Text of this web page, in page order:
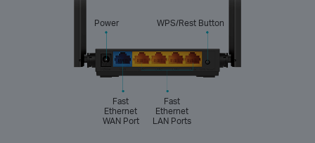
Power WPS/Rest Button
Fast
Ethernet
WAN Port
Fast
Ethernet
LAN Ports